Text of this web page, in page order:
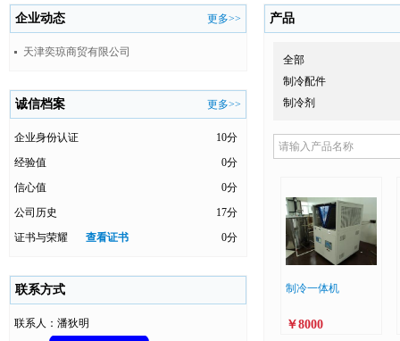
更多>>
企业动态
天津奕琼商贸有限公司
更多>>
诚信档案
10分
企业身份认证
0分
经验值
0分
信心值
17分
公司历史
0分
证书与荣耀 查看证书
联系方式
联系人：潘狄明
产品
全部
制冷配件
制冷剂
制冷一体机
￥8000